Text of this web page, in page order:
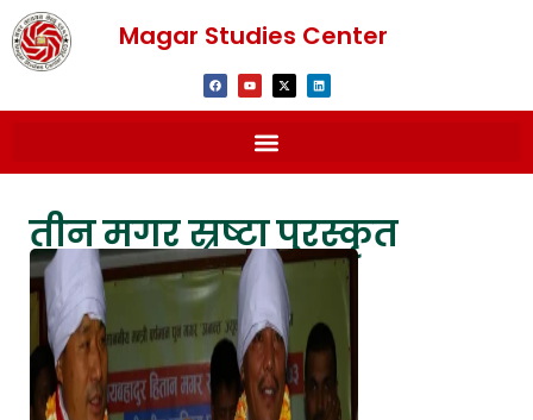
Magar Studies Center
तीन मगर स्रष्टा पुरस्कृत